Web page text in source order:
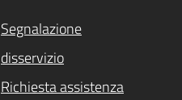
Segnalazione
disservizio
Richiesta assistenza